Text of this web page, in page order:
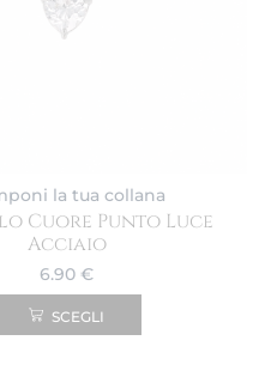
la tua collana
Cuore Punto Luce
Acciaio
6.90 €
SCEGLI